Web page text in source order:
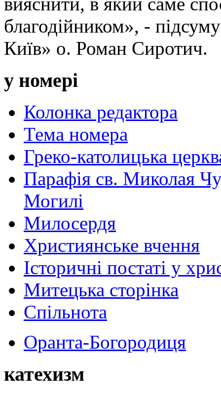
благодійником», -
Київ» о. Роман Сиротич.
у номері
Колонка редактора
Тема номера
Греко-католицька
Парафія св. Миколая
Могилі
Милосердя
Християнське вчення
Історичні постаті у
Митецька сторінка
Спільнота
Оранта-Богородиця
катехизм